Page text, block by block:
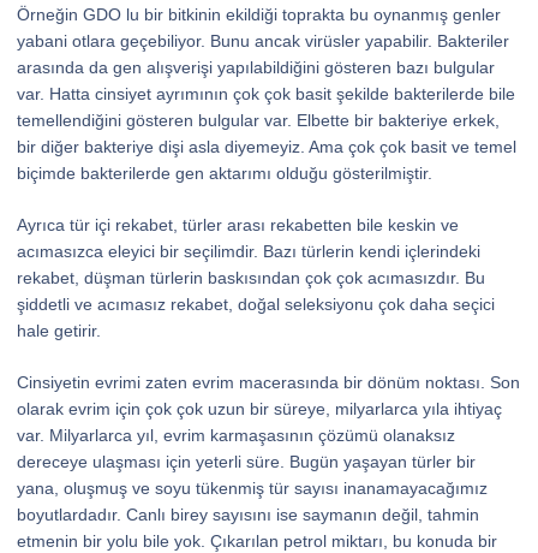
Örneğin GDO lu bir bitkinin ekildiği toprakta bu oynanmış genler
yabani otlara geçebiliyor. Bunu ancak virüsler yapabilir. Bakteriler
arasında da gen alışverişi yapılabildiğini gösteren bazı bulgular
var. Hatta cinsiyet ayrımının çok çok basit şekilde bakterilerde bile
temellendiğini gösteren bulgular var. Elbette bir bakteriye erkek,
bir diğer bakteriye dişi asla diyemeyiz. Ama çok çok basit ve temel
biçimde bakterilerde gen aktarımı olduğu gösterilmiştir.
Ayrıca tür içi rekabet, türler arası rekabetten bile keskin ve
acımasızca eleyici bir seçilimdir. Bazı türlerin kendi içlerindeki
rekabet, düşman türlerin baskısından çok çok acımasızdır. Bu
şiddetli ve acımasız rekabet, doğal seleksiyonu çok daha seçici
hale getirir.
Cinsiyetin evrimi zaten evrim macerasında bir dönüm noktası. Son
olarak evrim için çok çok uzun bir süreye, milyarlarca yıla ihtiyaç
var. Milyarlarca yıl, evrim karmaşasının çözümü olanaksız
dereceye ulaşması için yeterli süre. Bugün yaşayan türler bir
yana, oluşmuş ve soyu tükenmiş tür sayısı inanamayacağımız
boyutlardadır. Canlı birey sayısını ise saymanın değil, tahmin
etmenin bir yolu bile yok. Çıkarılan petrol miktarı, bu konuda bir